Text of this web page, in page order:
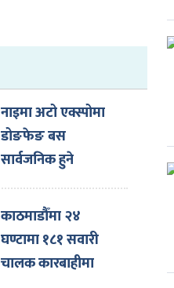
नाइमा अटो एक्स्पोमा
डोङफेङ बस
सार्वजनिक हुने
काठमाडौँमा २४
घण्टामा १८१ सवारी
चालक कारबाहीमा